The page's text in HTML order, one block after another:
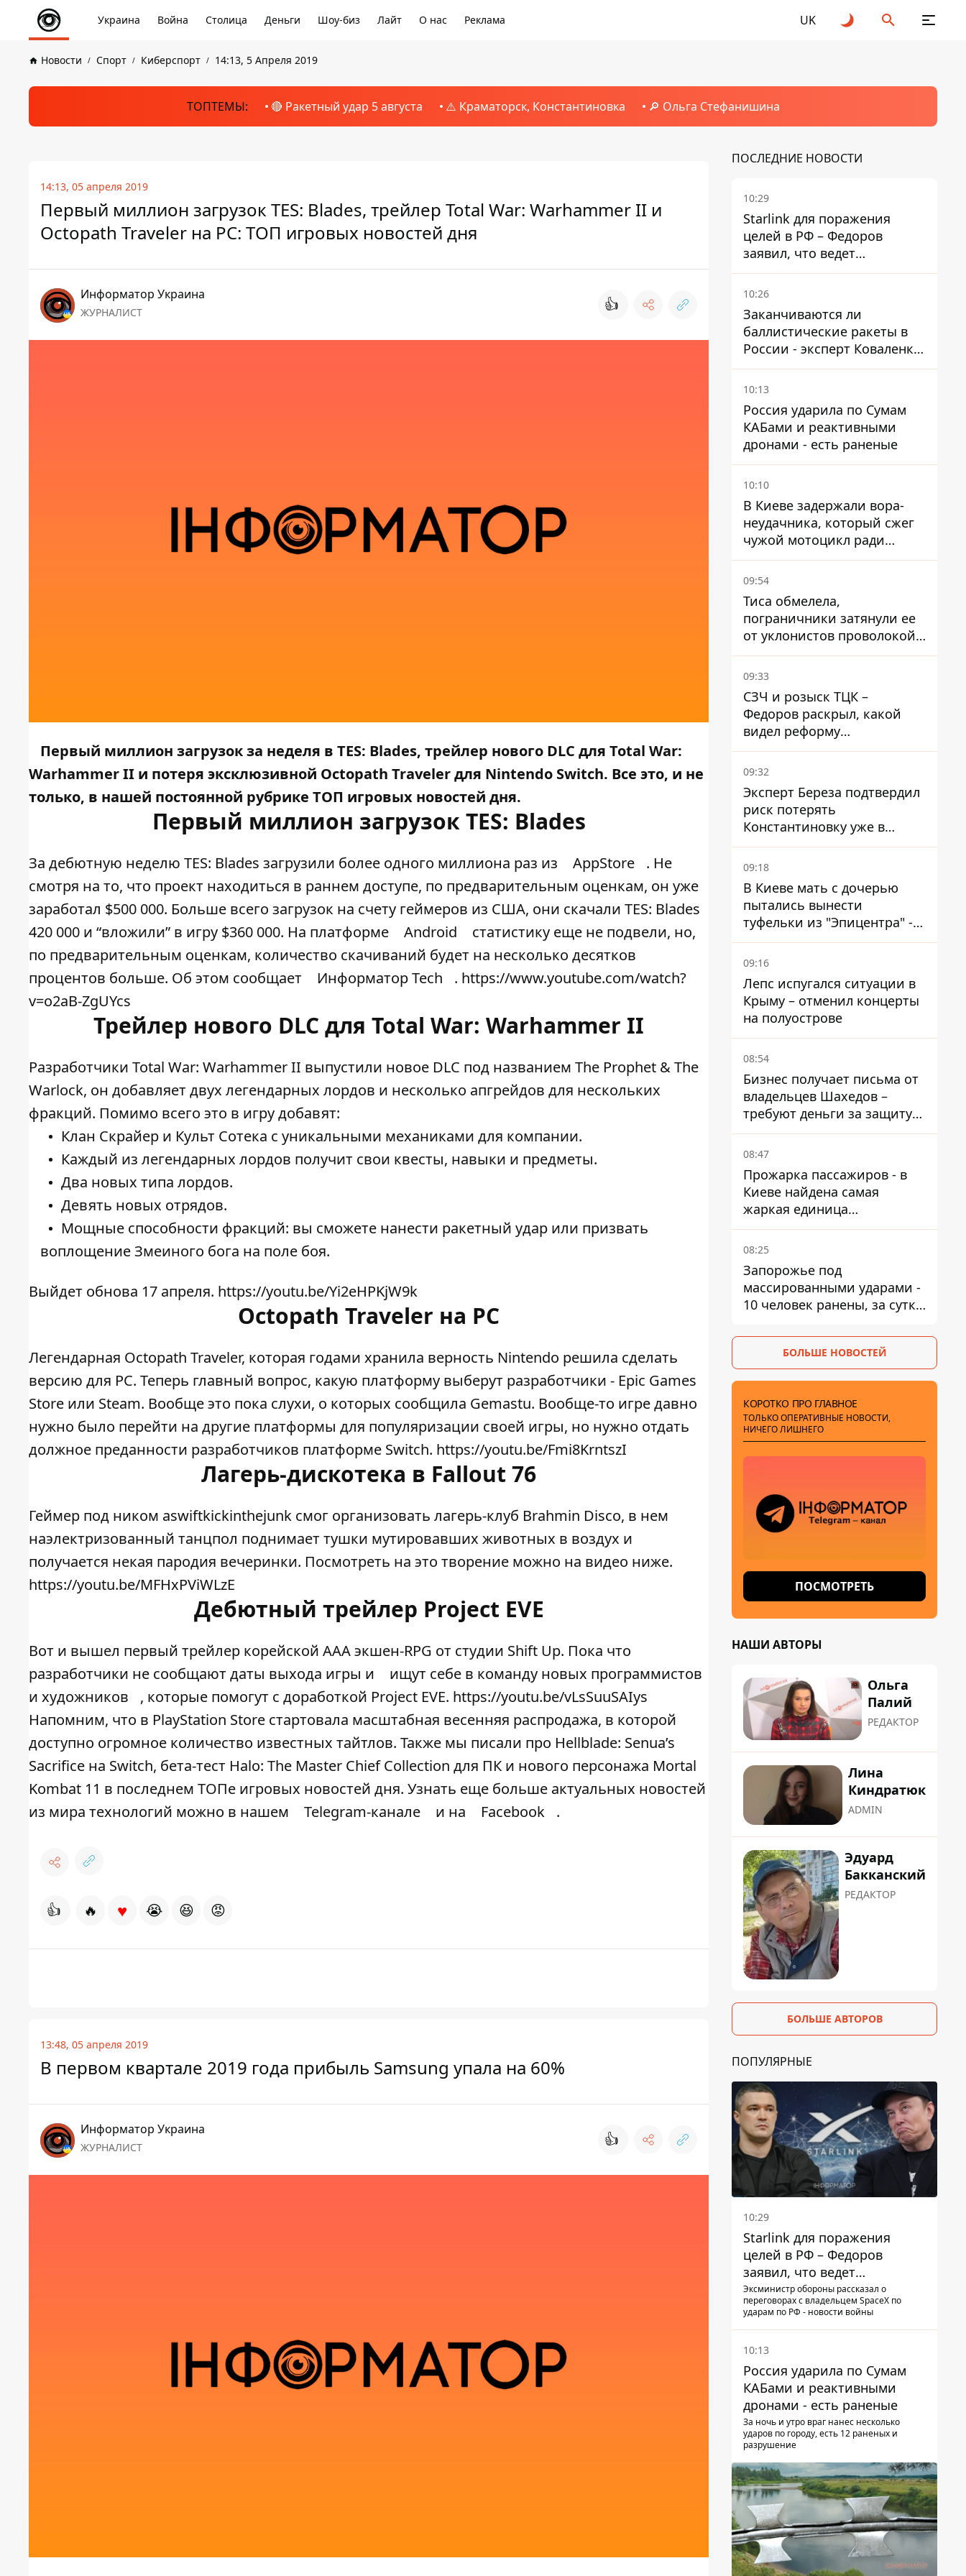
Украина Война Столица Деньги Шоу-биз Лайт О нас Реклама UK
Новости Спорт Киберспорт 14:13, 5 Апреля 2019
ТОПТЕМЫ: 🔴 Ракетный удар 5 августа ⚠️ Краматорск, Константиновка 🔎 Ольга Стефанишина
14:13, 05 апреля 2019
Первый миллион загрузок TES: Blades, трейлер Total War: Warhammer II и
Octopath Traveler на PC: ТОП игровых новостей дня
Информатор Украина
ЖУРНАЛИСТ 👍
Первый миллион загрузок за неделя в TES: Blades, трейлер нового DLC для Total War:
Warhammer II и потеря эксклюзивной Octopath Traveler для Nintendo Switch. Все это, и не
только, в нашей постоянной рубрике ТОП игровых новостей дня.
Первый миллион загрузок TES: Blades
За дебютную неделю TES: Blades загрузили более одного миллиона раз из AppStore
. Не
смотря на то, что проект находиться в раннем доступе, по предварительным оценкам, он уже
заработал $500 000. Больше всего загрузок на счету геймеров из США, они скачали TES: Blades
420 000 и “вложили” в игру $360 000. На платформе
Android
статистику еще не подвели, но,
по предварительным оценкам, количество скачиваний будет на несколько десятков
процентов больше. Об этом сообщает
Информатор Tech
. https://www.youtube.com/watch?
v=o2aB-ZgUYcs
Трейлер нового DLC для Total War: Warhammer II
Разработчики Total War: Warhammer II выпустили новое DLC под названием The Prophet & The
Warlock, он добавляет двух легендарных лордов и несколько апгрейдов для нескольких
фракций. Помимо всего это в игру добавят:
Клан Скрайер и Культ Сотека с уникальными механиками для компании.
Каждый из легендарных лордов получит свои квесты, навыки и предметы.
Два новых типа лордов.
Девять новых отрядов.
Мощные способности фракций: вы сможете нанести ракетный удар или призвать
воплощение Змеиного бога на поле боя.
Выйдет обнова 17 апреля. https://youtu.be/Yi2eHPKjW9k
Octopath Traveler на PC
Легендарная Octopath Traveler, которая годами хранила верность Nintendo решила сделать
версию для PC. Теперь главный вопрос, какую платформу выберут разработчики - Epic Games
Store или Steam. Вообще это пока слухи, о которых сообщила Gemastu. Вообще-то игре давно
нужно было перейти на другие платформы для популяризации своей игры, но нужно отдать
должное преданности разработчиков платформе Switch. https://youtu.be/Fmi8KrntszI
Лагерь-дискотека в Fallout 76
Геймер под ником aswiftkickinthejunk смог организовать лагерь-клуб Brahmin Disco, в нем
наэлектризованный танцпол поднимает тушки мутировавших животных в воздух и
получается некая пародия вечеринки. Посмотреть на это творение можно на видео ниже.
https://youtu.be/MFHxPViWLzE
Дебютный трейлер Project EVE
Вот и вышел первый трейлер корейской AAA экшен-RPG от студии Shift Up. Пока что
разработчики не сообщают даты выхода игры и
ищут себе в команду новых программистов
и художников
, которые помогут с доработкой Project EVE. https://youtu.be/vLsSuuSAIys
Напомним, что в PlayStation Store стартовала масштабная весенняя распродажа, в которой
доступно огромное количество известных тайтлов. Также мы писали про Hellblade: Senua’s
Sacrifice на Switch, бета-тест Halo: The Master Chief Collection для ПК и нового персонажа Mortal
Kombat 11 в последнем ТОПе игровых новостей дня. Узнать еще больше актуальных новостей
из мира технологий можно в нашем
Telegram-канале и на Facebook .
👍 🔥 ♥ 😭 😆 😡
13:48, 05 апреля 2019
В первом квартале 2019 года прибыль Samsung упала на 60%
Информатор Украина
ЖУРНАЛИСТ 👍
ПОСЛЕДНИЕ НОВОСТИ
10:29
Starlink для поражения
целей в РФ – Федоров
заявил, что ведет
переговоры с Илоном
Маском
10:26
Заканчиваются ли
баллистические ракеты в
России - эксперт Коваленко
дал ответ, который вряд ли
понравится украинцам
10:13
Россия ударила по Сумам
КАБами и реактивными
дронами - есть раненые
10:10
В Киеве задержали вора-
неудачника, который сжег
чужой мотоцикл ради
содержимого багажника
09:54
Тиса обмелела,
пограничники затянули ее
от уклонистов проволокой
Егоза, которая убивает
диких животных -
тревогу
09:33
СЗЧ и розыск ТЦК –
Федоров раскрыл, какой
видел реформу
мобилизации
09:32
Эксперт Береза ​​подтвердил
риск потерять
Константиновку уже в
ближайшие месяцы
09:18
В Киеве мать с дочерью
пытались вынести
туфельки из "Эпицентра" -
суд вынес приговор
09:16
Лепс испугался ситуации в
Крыму – отменил концерты
на полуострове
08:54
Бизнес получает письма от
владельцев Шахедов –
требуют деньги за защиту
от атак
08:47
Прожарка пассажиров - в
Киеве найдена самая
жаркая единица
общественного транспорта
08:25
Запорожье под
массированными ударами -
10 человек ранены, за сутки
БОЛЬШЕ НОВОСТЕЙ
КОРОТКО ПРО ГЛАВНОЕ
ТОЛЬКО ОПЕРАТИВНЫЕ НОВОСТИ,
НИЧЕГО ЛИШНЕГО
ПОСМОТРЕТЬ
НАШИ АВТОРЫ
Ольга
Палий
РЕДАКТОР
Лина
Киндратюк
ADMIN
Эдуард
Бакканский
РЕДАКТОР
БОЛЬШЕ АВТОРОВ
ПОПУЛЯРНЫЕ
10:29
Starlink для поражения
целей в РФ – Федоров
заявил, что ведет
переговоры с Илоном
Маском
Эксминистр обороны рассказал о
переговорах с владельцем SpaceX по
ударам по РФ - новости войны
10:13
Россия ударила по Сумам
КАБами и реактивными
дронами - есть раненые
За ночь и утро враг нанес несколько
ударов по городу, есть 12 раненых и
разрушение